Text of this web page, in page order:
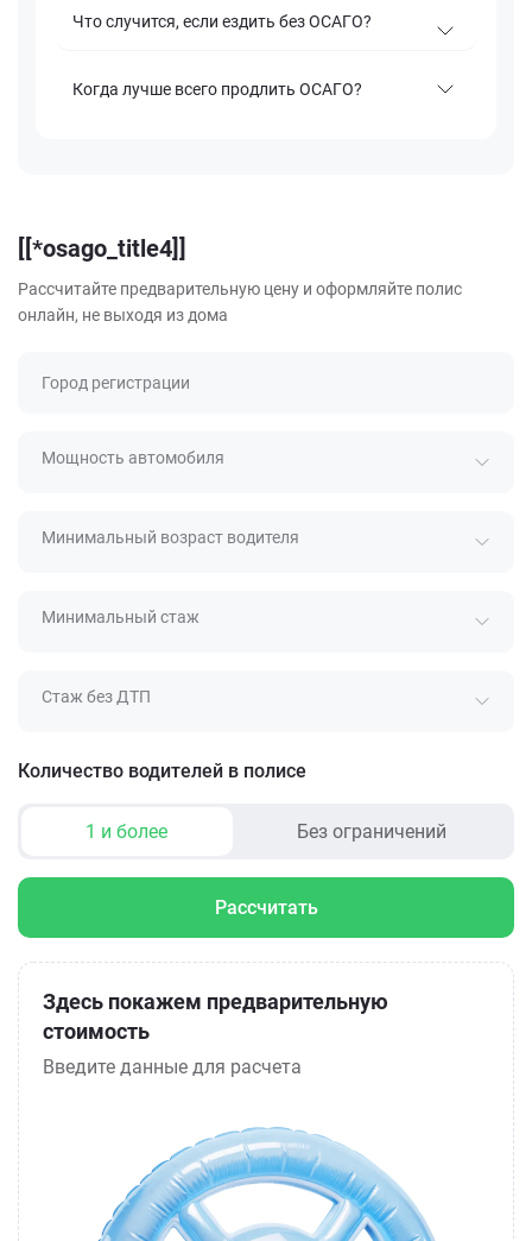
Что случится, если ездить без ОСАГО?
Когда лучше всего продлить ОСАГО?
[[*osago_title4]]
Рассчитайте предварительную цену и оформляйте полис
онлайн, не выходя из дома
Город регистрации
Мощность автомобиля
Минимальный возраст водителя
Минимальный стаж
Стаж без ДТП
Количество водителей в полисе
1 и более Без ограничений
Рассчитать
Здесь покажем предварительную
стоимость
Введите данные для расчета